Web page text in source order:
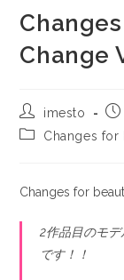
Change
imesto
Changes for
Changes for
2作品目のモ
です！！